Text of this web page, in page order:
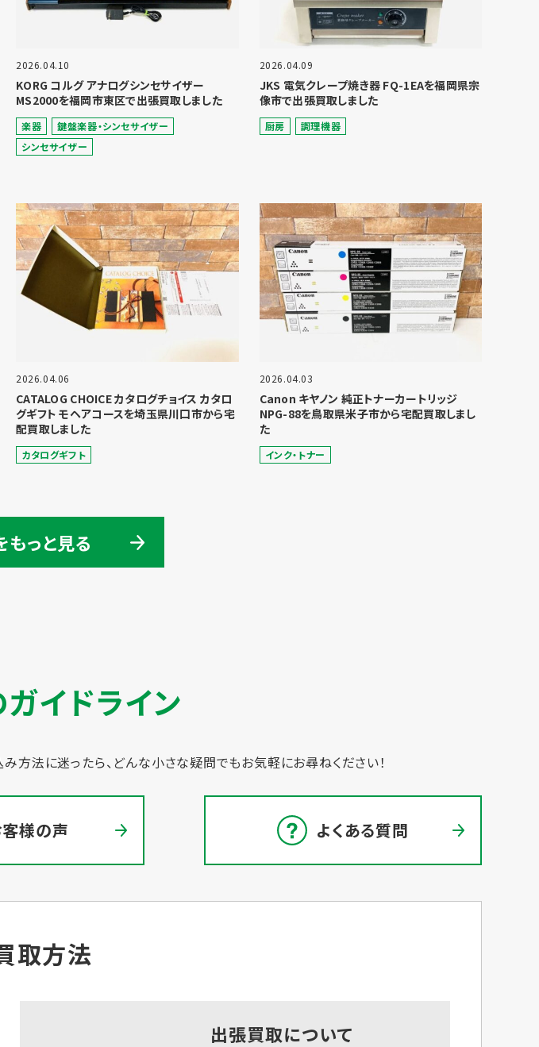
2026.04.10
KORG コルグ アナログシンセサイザー
MS2000を福岡市東区で出張買取しました
楽器
鍵盤楽器・シンセサイザー
シンセサイザー
2026.04.09
JKS 電気クレープ焼き器 FQ-1EAを福岡県宗
像市で出張買取しました
厨房 調理機器
2026.04.06
CATALOG CHOICE カタログチョイス カタロ
グギフト モヘアコースを埼玉県川口市から宅
配買取しました
カタログギフト
2026.04.03
Canon キヤノン 純正トナーカートリッジ
NPG-88を鳥取県米子市から宅配買取しまし
た
インク・トナー
っと見る
イドライン
方法に迷ったら、どんな小さな疑問でもお気軽にお尋ねください！
様の声 よくある質問
取方法
出張買取について